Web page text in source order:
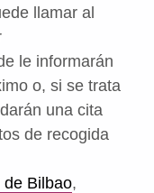
llamar al
le informarán
o, si se trata
una cita
de recogida
de Bilbao,